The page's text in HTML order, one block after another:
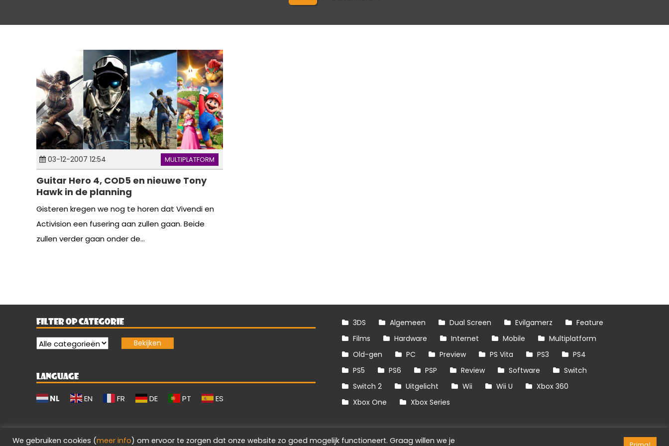
03-12-2007 12:54 MULTIPLATFORM
Guitar Hero 4, COD5 en nieuwe Tony
Hawk in de planning
Gisteren kregen we nog te horen dat Vivendi en
Activision een fusering aan zullen gaan. Beide
zullen verder gaan onder de...
FILTER OP CATEGORIE
LANGUAGE
NL EN FR DE PT ES
3DS Algemeen Dual Screen Evilgamerz
Feature
Films
Hardware Internet Mobile
Multiplatform
Old-gen
PC Preview PS Vita PS3
PS4
PS5
PS6 PSP Review Software
Switch
Switch 2
Uitgelicht Wii Wii U
Xbox 360
Xbox One
Xbox Series
We gebruiken cookies (meer info) om ervoor te zorgen dat onze website zo goed mogelijk functioneert. Graag willen we je